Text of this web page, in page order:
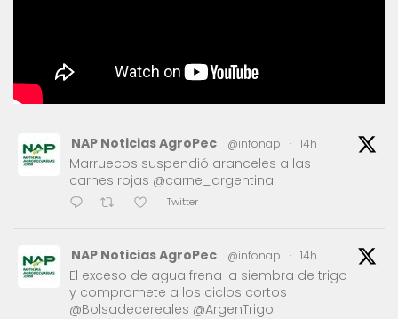
NAP Noticias AgroPec @infonap · 14h
Marruecos suspendió aranceles a las
carnes rojas @carne_argentina
Twitter
NAP Noticias AgroPec @infonap · 14h
El exceso de agua frena la siembra de trigo
y compromete a los ciclos cortos
@Bolsadecereales @ArgenTrigo